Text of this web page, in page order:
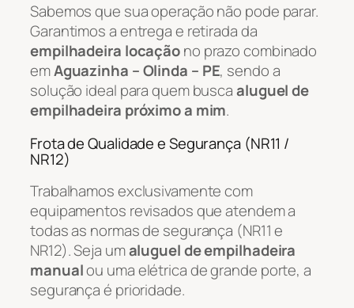
Sabemos que sua operação não pode parar.
Garantimos a entrega e retirada da
empilhadeira locaçãono prazo combinado
emAguazinha – Olinda – PE, sendo a
solução ideal para quem buscaaluguel de
empilhadeira próximo a mim.
Frota de Qualidade e Segurança (NR11 /
NR12)
Trabalhamos exclusivamente com
equipamentos revisados que atendem a
todas as normas de segurança (NR11 e
NR12). Seja umaluguel de empilhadeira
manualou uma elétrica de grande porte, a
segurança é prioridade.